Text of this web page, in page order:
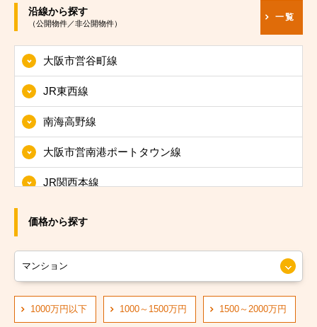
大阪市大正区
大阪市浪速区
大阪市西淀川区
大阪市東淀川区
大阪市東成区
大阪市生野区
大阪市旭区
大阪市城東区
大阪市阿倍野区
大阪市住吉区
沿線から探す
（公開物件／非公開物件）
一覧
大阪市営谷町線
JR東西線
南海高野線
大阪市営南港ポートタウン線
JR関西本線
大阪市営長堀鶴見緑地線
大阪市営四つ橋線
価格から探す
1000万円以下 1000～1500万円 1500～2000万円